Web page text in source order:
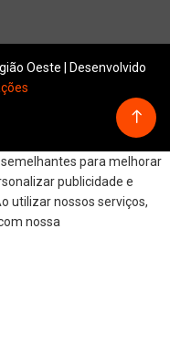
Oeste | Desenvolvido
para melhorar
publicidade e
utilizar nossos serviços,
nossa